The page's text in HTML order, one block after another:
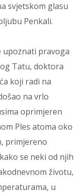
svjetskom glasu
Penkali.
upoznati pravoga
Tatu, doktora
koji radi na
na vrlo
oprimjeren
Ples atoma oko
primjereno
se neki od njih
životu,
u